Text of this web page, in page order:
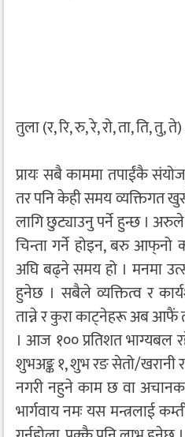
तुला (र, रि, रु, रे, रो, ता, ति, तु,
प्रायः सबै काममा तपाईंकै
तर पनि केही समय व्यक्तिगत
लागि छुट्याउनु पर्ने हुन्छ ।
चिन्ता गर्ने होइन, बरु आफ्‌नो
अघि बढ्ने समय हो । मनमा
हुनेछ । सबैले व्यक्तित्व र
तान्ने र कुरा काट्नेहरू अब आफैं
। आज १०० प्रतिशत भाग्यबल
शुभअङ्क १, शुभ रङ सेतो/खरानी
नगरी नहुने काम छ वा
भार्गवाय नमः यस मन्त्रलाई